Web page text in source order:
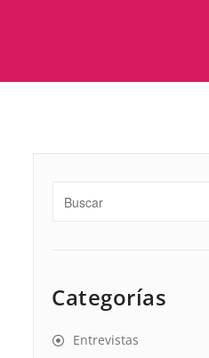
Categorías
Entrevistas